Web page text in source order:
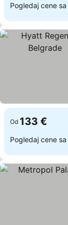
Pogledaj cene sa
Od 133 €
Pogledaj cene sa